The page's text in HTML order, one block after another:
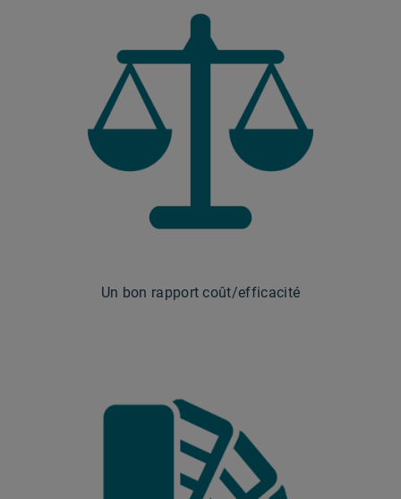
Un bon rapport coût/efficacité